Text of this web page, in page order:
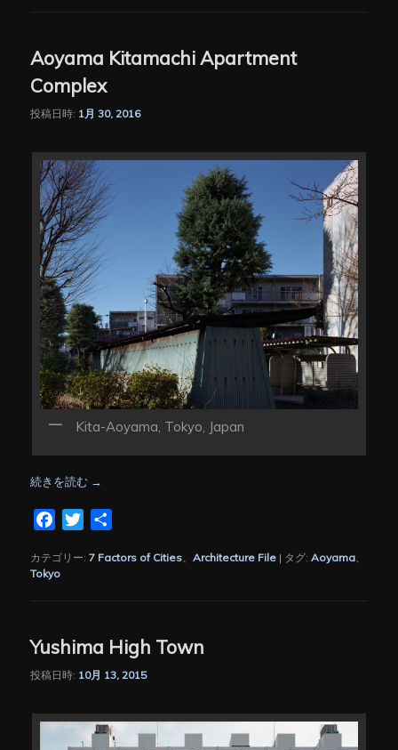
Aoyama Kitamachi Apartment
Complex
投稿日時: 1月 30, 2016
Kita-Aoyama, Tokyo, Japan
続きを読む →
FacebookTwitter
カテゴリー: 7 Factors of Cities 、Architecture File | タグ: Aoyama
Tokyo
Yushima High Town
投稿日時: 10月 13, 2015